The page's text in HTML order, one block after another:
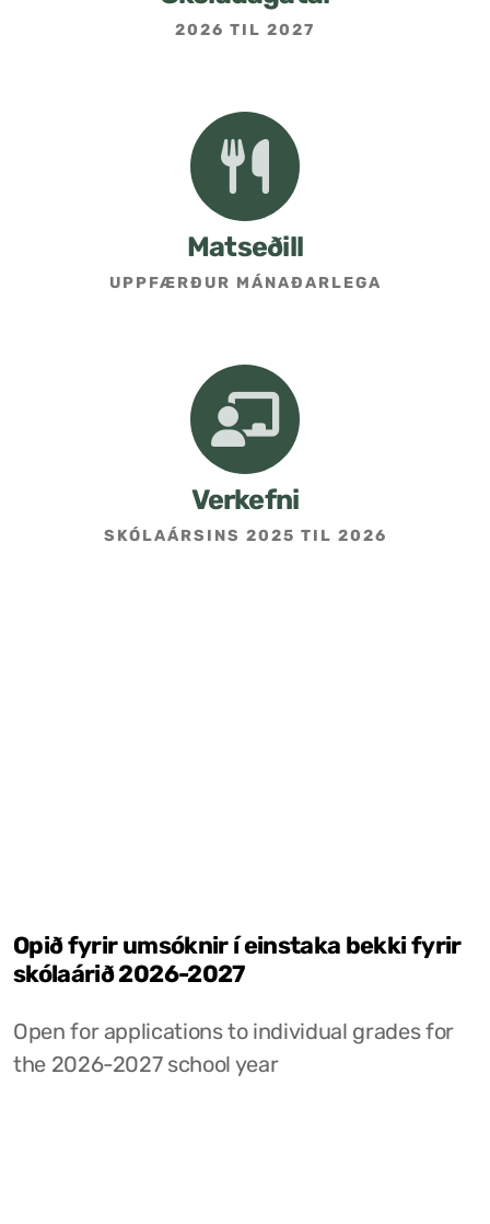
2026 TIL 2027
Matseðill
UPPFÆRÐUR MÁNAÐARLEGA
Verkefni
SKÓLAÁRSINS 2025 TIL 2026
Opið fyrir umsóknir í einstaka bekki fyrir
skólaárið 2026-2027
Open for applications to individual grades for
the 2026-2027 school year